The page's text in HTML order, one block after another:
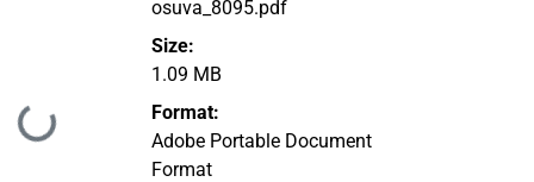
Ladataan...
osuva_8095.pdf
Size:
1.09 MB
Format:
Adobe Portable Document
Format